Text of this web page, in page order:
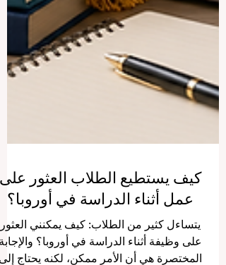
كيف يستطيع الطلاب العثور على
عمل أثناء الدراسة في أوروبا؟
يتساءل كثير من الطلاب: كيف يمكنني العثور